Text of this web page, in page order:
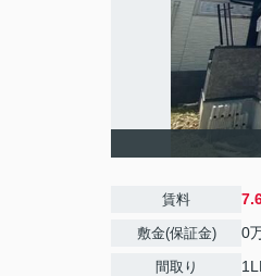
賃料
敷金(保証金) 0
間取り